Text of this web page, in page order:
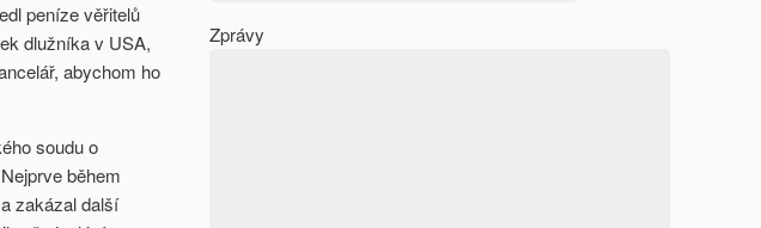
peníze věřitelů
dlužníka v USA,
abychom ho
soudu o
během
zakázal další
Zprávy